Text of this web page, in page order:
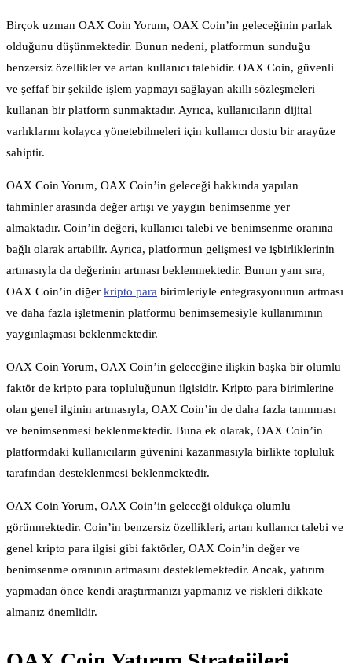
Birçok uzman OAX Coin Yorum, OAX Coin’in geleceğinin parlak
olduğunu düşünmektedir. Bunun nedeni, platformun sunduğu
benzersiz özellikler ve artan kullanıcı talebidir. OAX Coin, güvenli
ve şeffaf bir şekilde işlem yapmayı sağlayan akıllı sözleşmeleri
kullanan bir platform sunmaktadır. Ayrıca, kullanıcıların dijital
varlıklarını kolayca yönetebilmeleri için kullanıcı dostu bir arayüze
sahiptir.
OAX Coin Yorum, OAX Coin’in geleceği hakkında yapılan
tahminler arasında değer artışı ve yaygın benimsenme yer
almaktadır. Coin’in değeri, kullanıcı talebi ve benimsenme oranına
bağlı olarak artabilir. Ayrıca, platformun gelişmesi ve işbirliklerinin
artmasıyla da değerinin artması beklenmektedir. Bunun yanı sıra,
OAX Coin’in diğer kripto para birimleriyle entegrasyonunun artması
ve daha fazla işletmenin platformu benimsemesiyle kullanımının
yaygınlaşması beklenmektedir.
OAX Coin Yorum, OAX Coin’in geleceğine ilişkin başka bir olumlu
faktör de kripto para topluluğunun ilgisidir. Kripto para birimlerine
olan genel ilginin artmasıyla, OAX Coin’in de daha fazla tanınması
ve benimsenmesi beklenmektedir. Buna ek olarak, OAX Coin’in
platformdaki kullanıcıların güvenini kazanmasıyla birlikte topluluk
tarafından desteklenmesi beklenmektedir.
OAX Coin Yorum, OAX Coin’in geleceği oldukça olumlu
görünmektedir. Coin’in benzersiz özellikleri, artan kullanıcı talebi ve
genel kripto para ilgisi gibi faktörler, OAX Coin’in değer ve
benimsenme oranının artmasını desteklemektedir. Ancak, yatırım
yapmadan önce kendi araştırmanızı yapmanız ve riskleri dikkate
almanız önemlidir.